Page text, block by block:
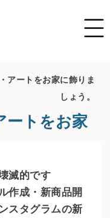
アートをお家に飾りま
しょう。
ートをお家
滅的です
作成・新商品開
スタグラムの新